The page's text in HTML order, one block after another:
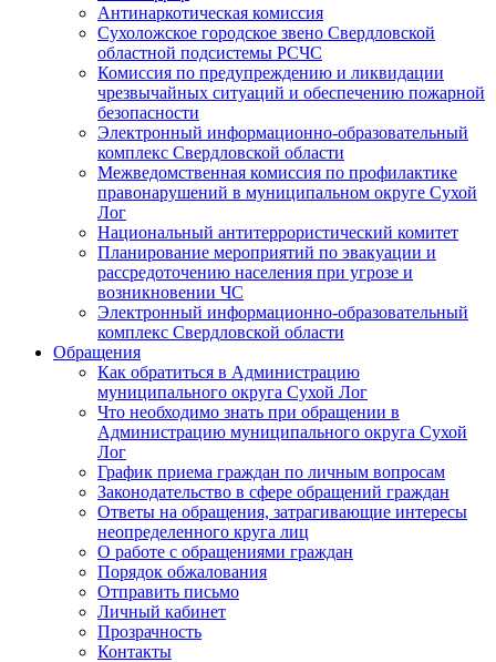
Антинаркотическая комиссия
Сухоложское городское звено Свердловской
областной подсистемы РСЧС
Комиссия по предупреждению и ликвидации
чрезвычайных ситуаций и обеспечению пожарной
безопасности
Электронный информационно-образовательный
комплекс Cвердловской области
Межведомственная комиссия по профилактике
правонарушений в муниципальном округе Сухой
Лог
Национальный антитеррористический комитет
Планирование мероприятий по эвакуации и
рассредоточению населения при угрозе и
возникновении ЧС
Электронный информационно-образовательный
комплекс Свердловской области
Обращения
Как обратиться в Администрацию
муниципального округа Сухой Лог
Что необходимо знать при обращении в
Администрацию муниципального округа Сухой
Лог
График приема граждан по личным вопросам
Законодательство в сфере обращений граждан
Ответы на обращения, затрагивающие интересы
неопределенного круга лиц
О работе с обращениями граждан
Порядок обжалования
Отправить письмо
Личный кабинет
Прозрачность
Контакты